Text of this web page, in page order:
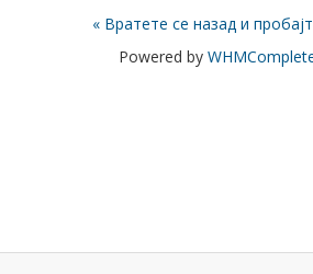
« Вратете се назад и
Powered by